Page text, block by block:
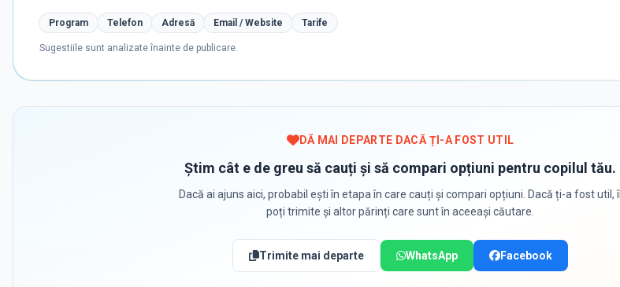
Program Telefon Adresă Email / Website Tarife
Sugestiile sunt analizate înainte de publicare.
DĂ MAI DEPARTE DACĂ ȚI-A FOST UTIL
Știm cât e de greu să cauți și să compari opțiuni pentru copilul tău.
Dacă ai ajuns aici, probabil ești în etapa în care cauți și compari opțiuni. Dacă ți-a fost util, îl
poți trimite și altor părinți care sunt în aceeași căutare.
Trimite mai departe WhatsApp Facebook